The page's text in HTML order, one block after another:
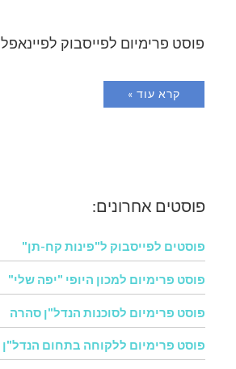
פוסט פרימיום לפייסבוק לפיינאפל
קרא עוד »
פוסטים אחרונים:
פוסטים לפייסבוק ל"פינות קח-תן"
פוסט פרימיום למכון היופי "יפה שלי"
פוסט פרימיום לסוכנות הנדל"ן סהרה
פוסט פרימיום ללקוחה בתחום הנדל"ן